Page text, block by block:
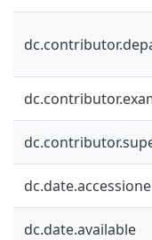
dc.date.available